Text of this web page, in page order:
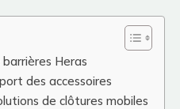
Heras
des accessoires
de clôtures mobiles